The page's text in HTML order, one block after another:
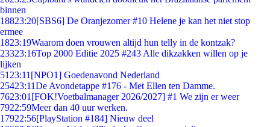
binnen
18823:20[SBS6] De Oranjezomer #10 Helene je kan het niet stop
ermee
1823:19Waarom doen vrouwen altijd hun telly in de kontzak?
23323:16Top 2000 Editie 2025 #243 Alle dikzakken willen op je
lijken
51 23:11 [NPO1] Goedenavond Nederland
25423:11De Avondetappe #176 - Met Ellen ten Damme.
7623:01 [FOK!Voetbalmanager 2026/2027] #1 We zijn er weer
7922:59Meer dan 40 uur werken.
17922:56[PlayStation #184] Nieuw deel